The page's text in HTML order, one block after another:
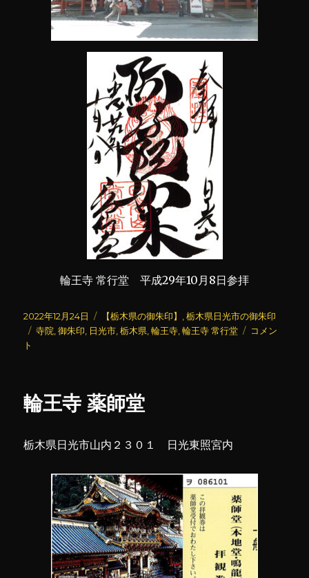
輪王寺 常行堂 平成29年10月8日参拝
投
稿
日:
2022年12月24日
カ
テ
【栃木県の御朱印】 ,栃木県日光市の御朱印
タ
寺院 ,御朱印 日光市 ,栃木県 ,輪王寺 ,輪王寺 常行堂
輪
コメン
ト
輪王寺 薬師堂
栃木県日光市山内２３０１ 日光東照宮内